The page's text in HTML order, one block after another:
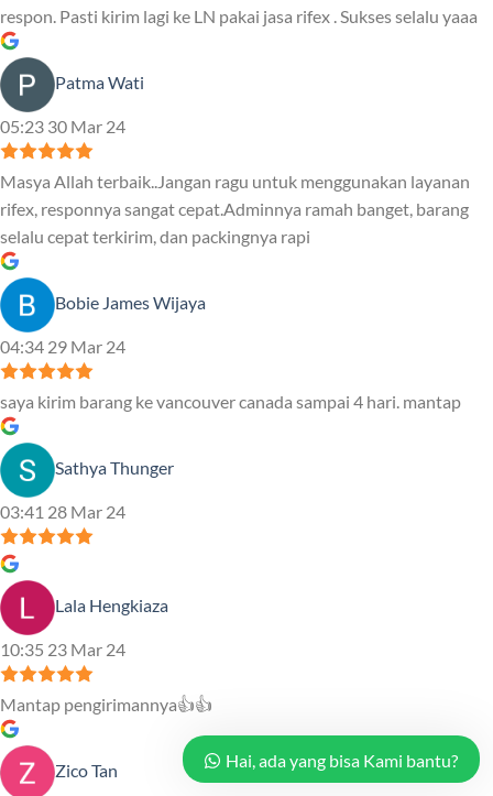
respon. Pasti kirim lagi ke LN pakai jasa rifex . Sukses selalu yaaa
Patma Wati
05:23 30 Mar 24
Masya Allah terbaik..Jangan ragu untuk menggunakan layanan
rifex, responnya sangat cepat.Adminnya ramah banget, barang
selalu cepat terkirim, dan packingnya rapi
Bobie James Wijaya
04:34 29 Mar 24
saya kirim barang ke vancouver canada sampai 4 hari. mantap
Sathya Thunger
03:41 28 Mar 24
Lala Hengkiaza
10:35 23 Mar 24
Mantap pengirimannya👍👍
Zico Tan Hai, ada yang bisa Kami bantu?